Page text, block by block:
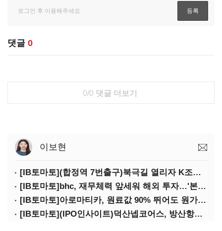
댓글 0
0/0 댓글 더보기
이보현
[IB토마토](합정역 7번출구)북극길 열리자 K조선 뜬다
[IB토마토]bhc, 재무체력 앞세워 해외 투자…'본게임' 속도
[IB토마토]아로마티카, 원료값 90% 뛰어도 원가율 하락…직거래로 방어
[IB토마토](IPO인사이트)덕산넵코어스, 방산항법 기술로 코스닥 노크